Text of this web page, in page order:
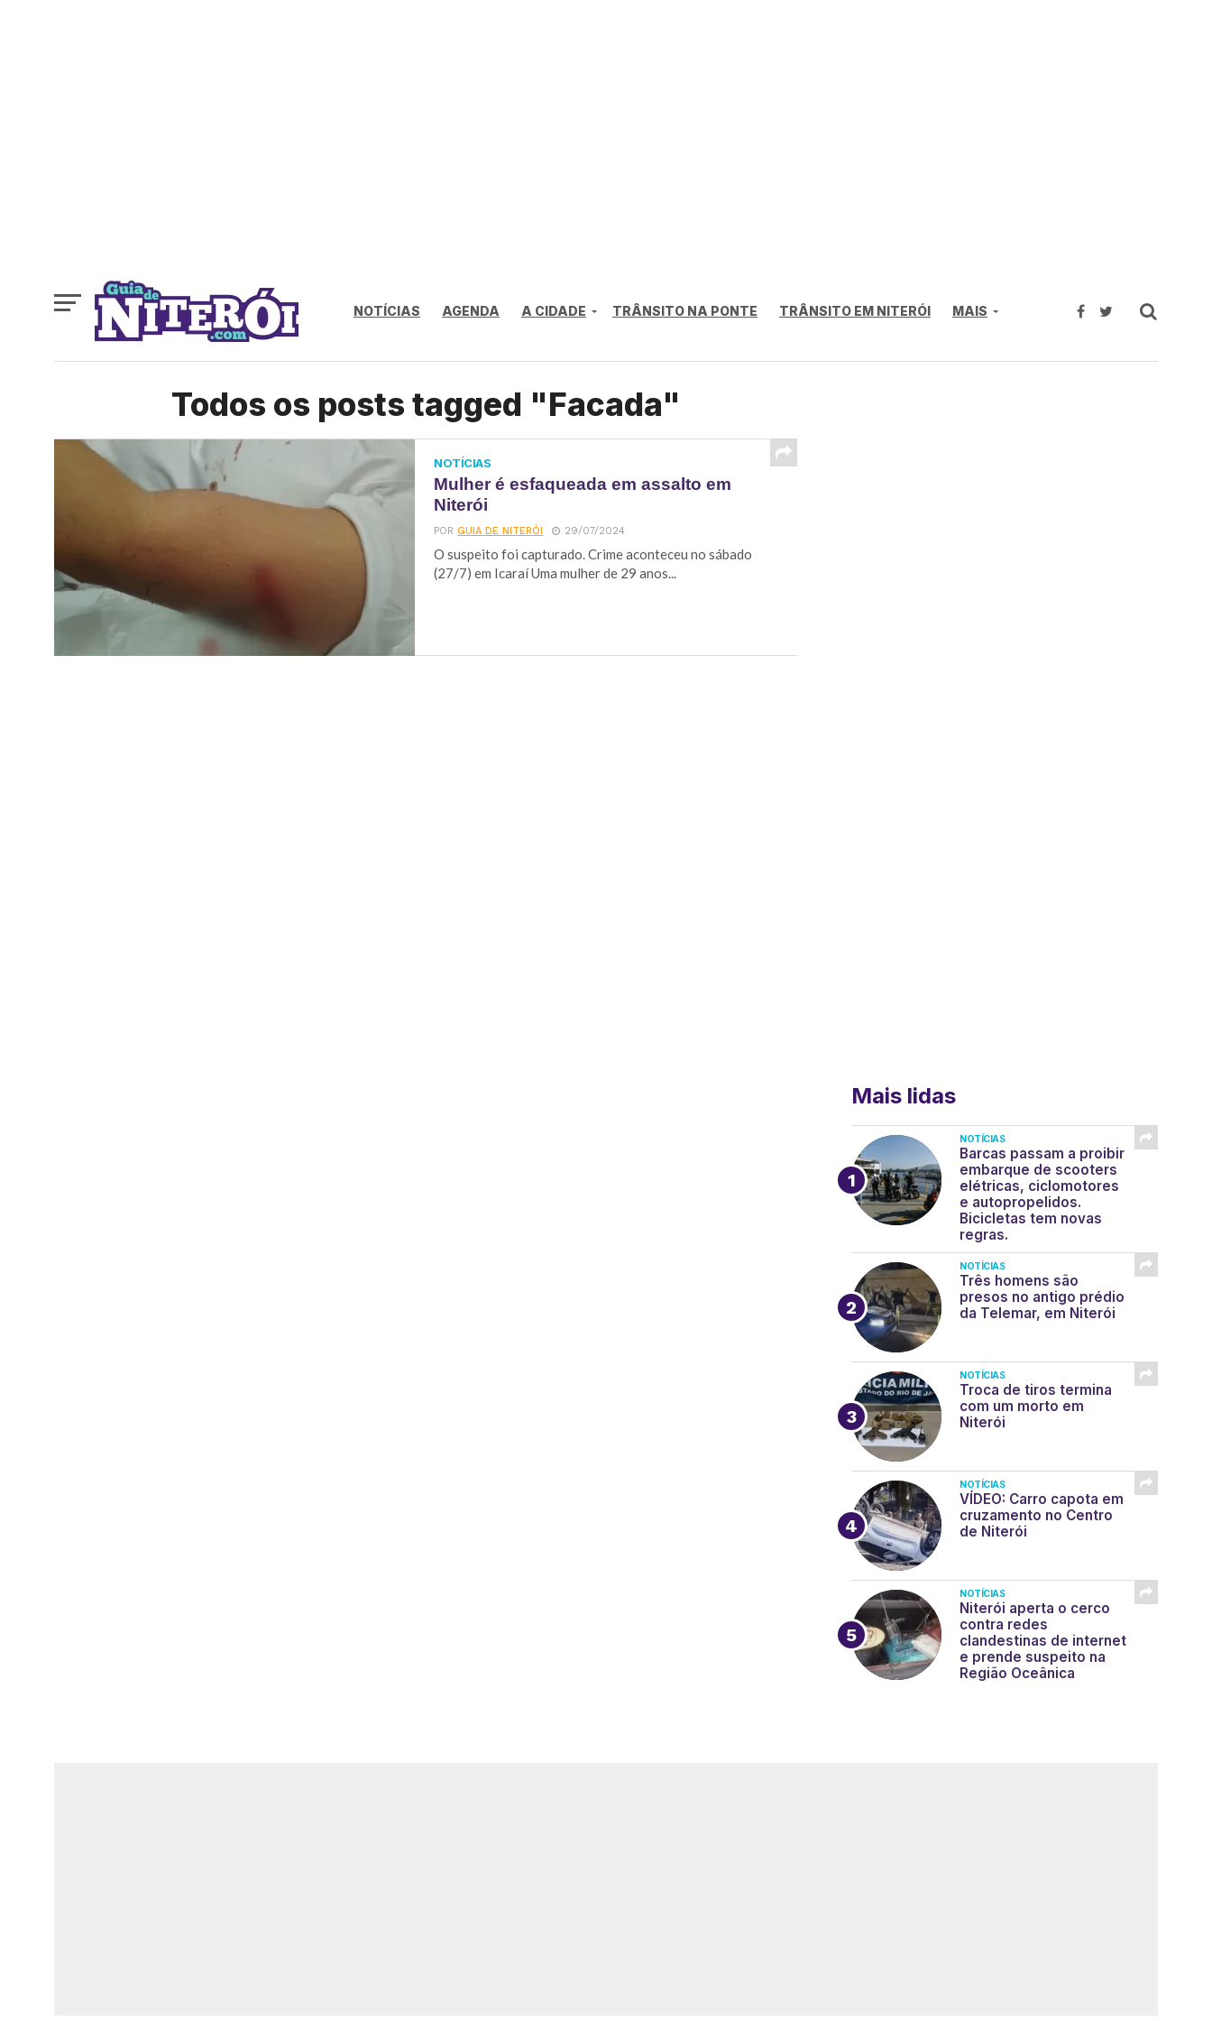
NOTÍCIAS AGENDA A CIDADE TRÂNSITO NA PONTE TRÂNSITO EM NITERÓI MAIS
Todos os posts tagged "Facada"
NOTÍCIAS
Mulher é esfaqueada em assalto em
Niterói
PORGUIA DE NITERÓI 29/07/2024
O suspeito foi capturado. Crime aconteceu no sábado
(27/7) em Icaraí Uma mulher de 29 anos...
Mais lidas
NOTÍCIAS
Barcas passam a proibir
embarque de scooters
elétricas, ciclomotores
e autopropelidos.
Bicicletas tem novas
regras.
NOTÍCIAS
Três homens são
presos no antigo prédio
da Telemar, em Niterói
NOTÍCIAS
Troca de tiros termina
com um morto em
Niterói
NOTÍCIAS
VÍDEO: Carro capota em
cruzamento no Centro
de Niterói
NOTÍCIAS
Niterói aperta o cerco
contra redes
clandestinas de internet
e prende suspeito na
Região Oceânica